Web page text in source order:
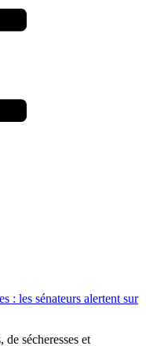
: les sénateurs alertent sur
sécheresses et